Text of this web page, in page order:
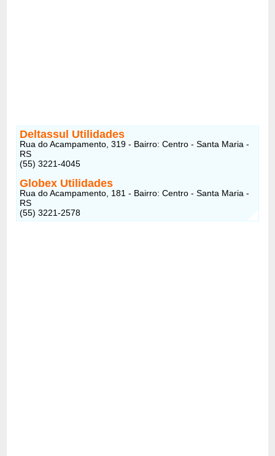
Deltassul Utilidades
Rua do Acampamento, 319 - Bairro: Centro - Santa Maria -
RS
(55) 3221-4045
Globex Utilidades
Rua do Acampamento, 181 - Bairro: Centro - Santa Maria -
RS
(55) 3221-2578